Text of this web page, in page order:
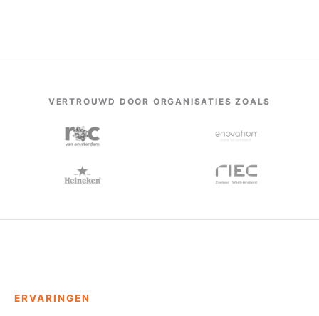
VERTROUWD DOOR ORGANISATIES ZOALS
ERVARINGEN